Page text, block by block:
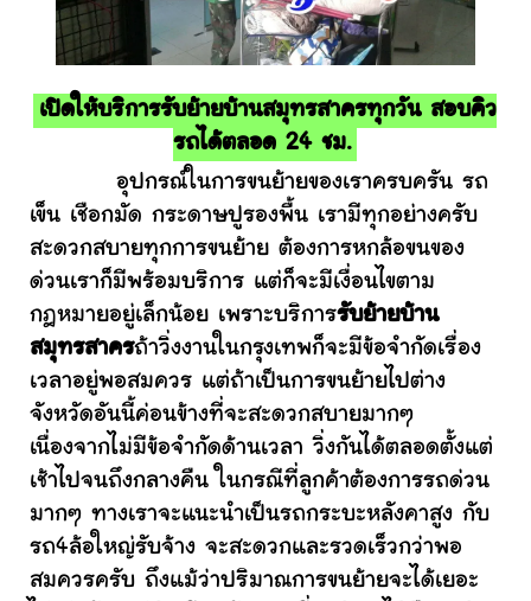
เปิดให้บริการรับย้ายบ้านสมุทรสาครทุกวัน สอบคิว
รถได้ตลอด 24 ชม.
อุปกรณ์ในการขนย้ายของเราครบครัน รถ
เข็น เชือกมัด กระดาษปูรองพื้น เรามีทุกอย่างครับ
สะดวกสบายทุกการขนย้าย ต้องการหกล้อขนของ
ด่วนเราก็มีพร้อมบริการ แต่ก็จะมีเงื่อนไขตาม
กฎหมายอยู่เล็กน้อย เพราะบริการรับย้ายบ้าน
สมุทรสาครถ้าวิ่งงานในกรุงเทพก็จะมีข้อจำกัดเรื่อง
เวลาอยู่พอสมควร แต่ถ้าเป็นการขนย้ายไปต่าง
จังหวัดอันนี้ค่อนข้างที่จะสะดวกสบายมากๆ
เนื่องจากไม่มีข้อจำกัดด้านเวลา วิ่งกันได้ตลอดตั้งแต่
เช้าไปจนถึงกลางคืน ในกรณีที่ลูกค้าต้องการรถด่วน
มากๆ ทางเราจะแนะนำเป็นรถกระบะหลังคาสูง กับ
รถ4ล้อใหญ่รับจ้าง จะสะดวกและรวดเร็วกว่าพอ
สมควรครับ ถึงแม้ว่าปริมาณการขนย้ายจะได้เยอะ